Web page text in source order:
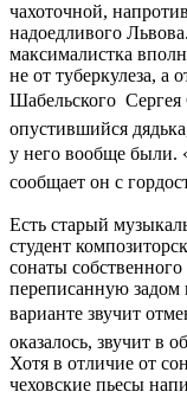
чахоточной,
надоедливого
максималистка
не от туберкулеза, а
Шабельского 
опустившийся
у него вообще были.
сообщает он с
Есть старый
студент
сонаты
переписанную задом
варианте звучит
оказалось, звучит в
Хотя в отличие от
чеховские пьесы